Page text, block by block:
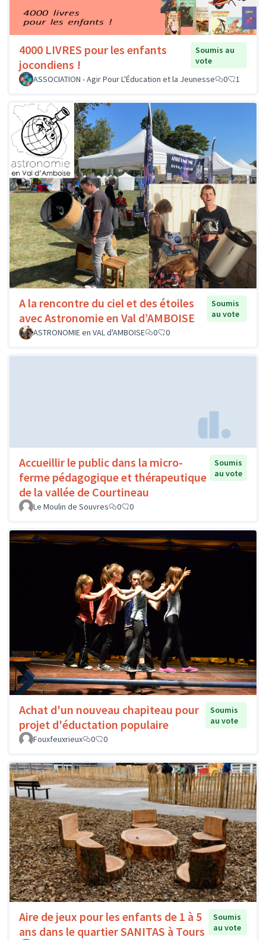
4000 LIVRES pour les enfants
jocondiens !
Soumis au
vote
ASSOCIATION - Agir Pour L'Éducation et la Jeunesse
0 1
A la rencontre du ciel et des étoiles
avec Astronomie en Val d’AMBOISE
Soumis
au vote
ASTRONOMIE en VAL d'AMBOISE
0 0
Accueillir le public dans la micro-
ferme pédagogique et thérapeutique
de la vallée de Courtineau
Soumis
au vote
Le Moulin de Souvres 0 0
Achat d'un nouveau chapiteau pour
projet d'éductation populaire
Soumis
au vote
Fouxfeuxrieux
0 0
Aire de jeux pour les enfants de 1 à 5
ans dans le quartier SANITAS à Tours
Soumis
au vote